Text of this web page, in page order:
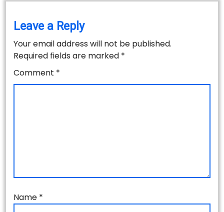
Leave a Reply
Your email address will not be published.
Required fields are marked *
Comment *
Name *